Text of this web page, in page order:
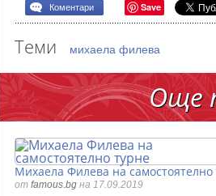
Коментари Save
Теми михаела филева
Още
Михаела Филева на самостоятелно
от famous.bg на 17.09.2019